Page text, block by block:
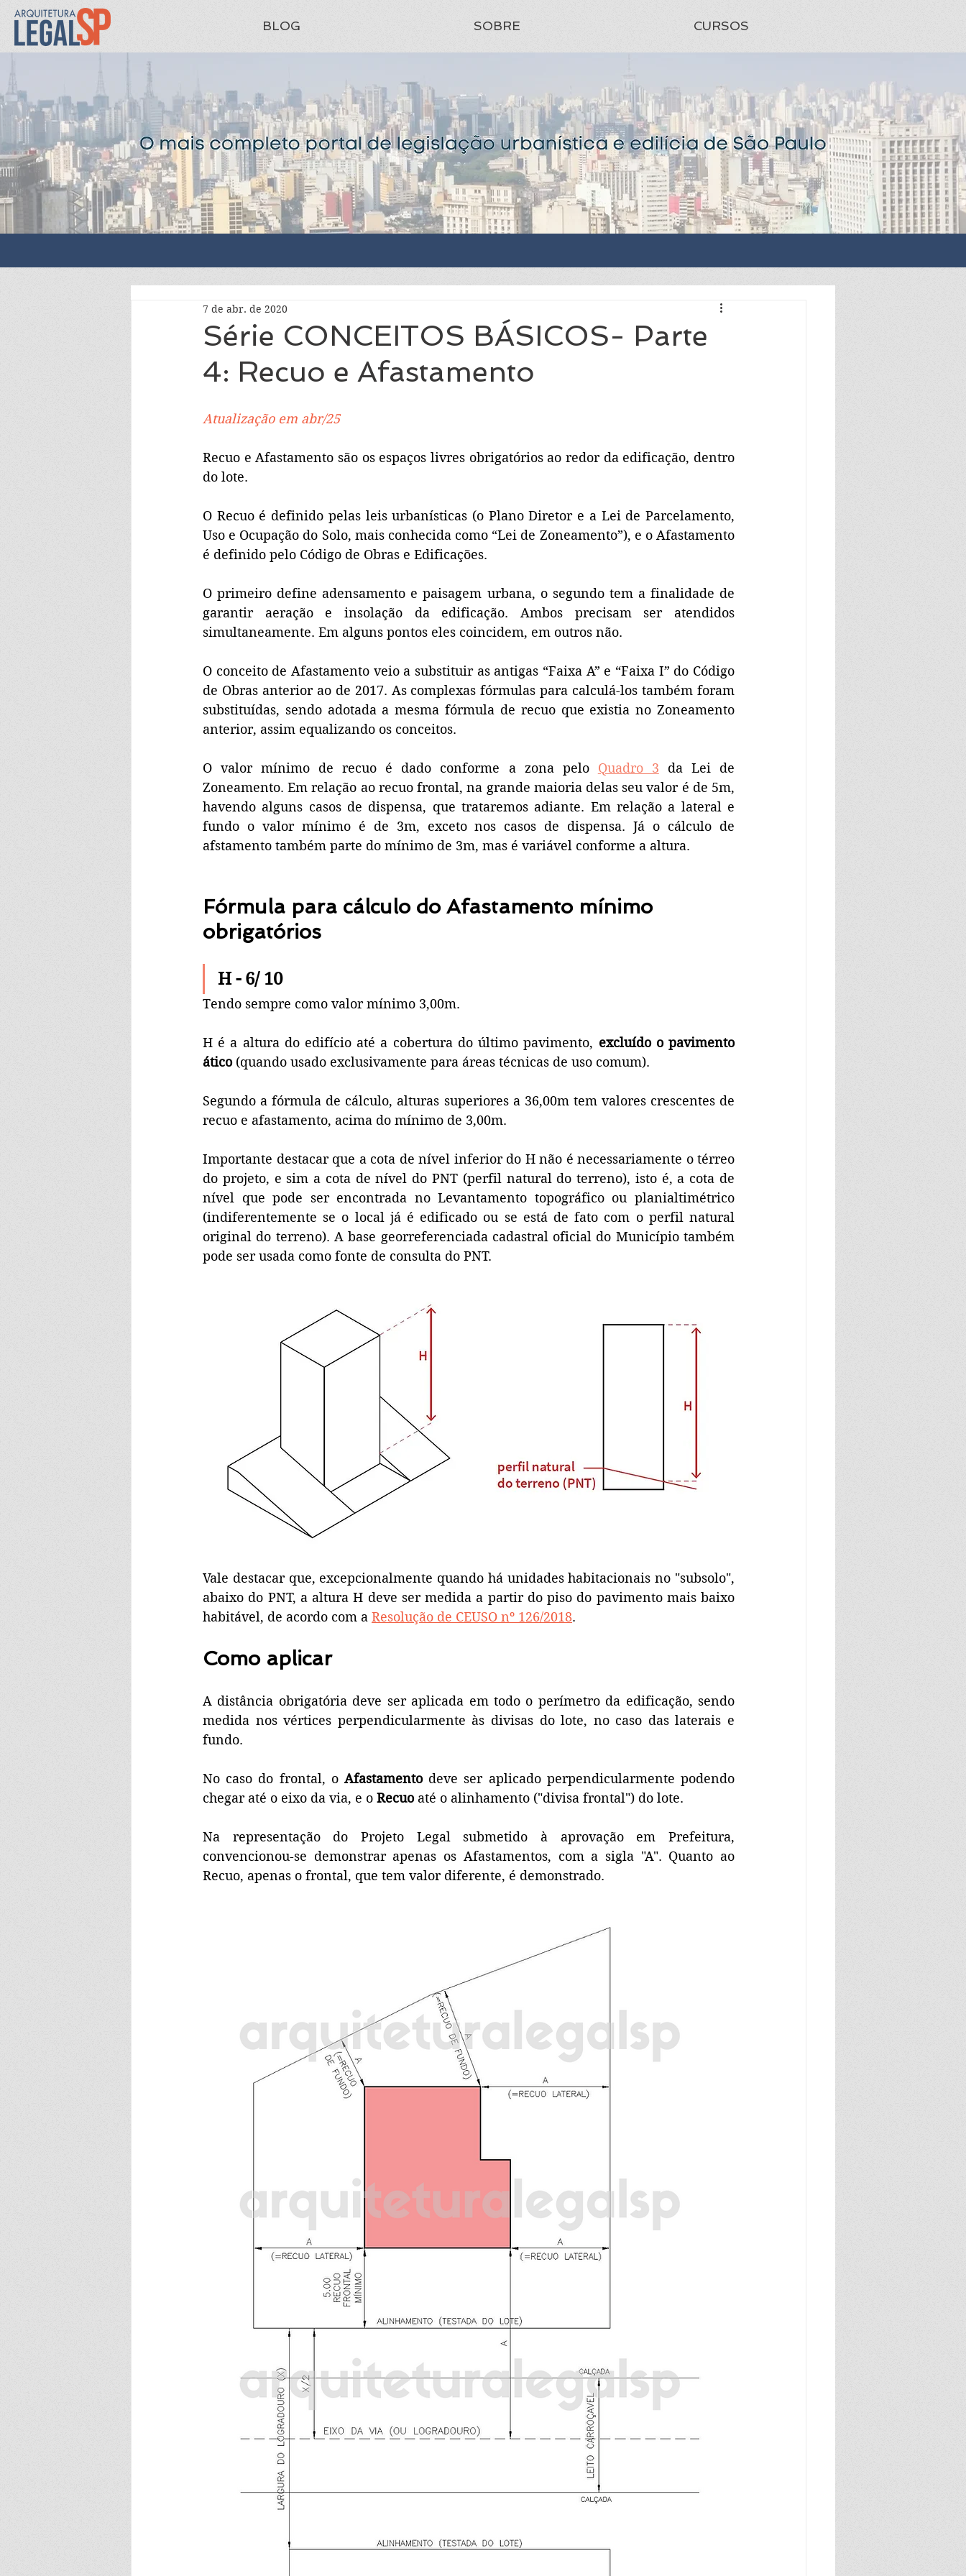
BLOG SOBRE CURSOS
Série CONCEITOS BÁSICOS- Parte
4: Recuo e Afastamento
7 de abr. de 2020
Atualização em abr/25
Recuo e Afastamento são os espaços livres obrigatórios ao redor da edificação, dentro
do lote.
O Recuo é definido pelas leis urbanísticas (o Plano Diretor e a Lei de Parcelamento,
Uso e Ocupação do Solo, mais conhecida como “Lei de Zoneamento”), e o Afastamento
é definido pelo Código de Obras e Edificações.
O primeiro define adensamento e paisagem urbana, o segundo tem a finalidade de
garantir aeração e insolação da edificação. Ambos precisam ser atendidos
simultaneamente. Em alguns pontos eles coincidem, em outros não.
O conceito de Afastamento veio a substituir as antigas “Faixa A” e “Faixa I” do Código
de Obras anterior ao de 2017. As complexas fórmulas para calculá-los também foram
substituídas, sendo adotada a mesma fórmula de recuo que existia no Zoneamento
anterior, assim equalizando os conceitos.
O valor mínimo de recuo é dado conforme a zona pelo Quadro 3 da Lei de
Zoneamento. Em relação ao recuo frontal, na grande maioria delas seu valor é de 5m,
havendo alguns casos de dispensa, que trataremos adiante. Em relação a lateral e
fundo o valor mínimo é de 3m, exceto nos casos de dispensa. Já o cálculo de
afstamento também parte do mínimo de 3m, mas é variável conforme a altura.
Fórmula para cálculo do Afastamento mínimo
obrigatórios
H - 6/ 10
Tendo sempre como valor mínimo 3,00m.
H é a altura do edifício até a cobertura do último pavimento, excluído o pavimento
ático (quando usado exclusivamente para áreas técnicas de uso comum).
Segundo a fórmula de cálculo, alturas superiores a 36,00m tem valores crescentes de
recuo e afastamento, acima do mínimo de 3,00m.
Importante destacar que a cota de nível inferior do H não é necessariamente o térreo
do projeto, e sim a cota de nível do PNT (perfil natural do terreno), isto é, a cota de
nível que pode ser encontrada no Levantamento topográfico ou planialtimétrico
(indiferentemente se o local já é edificado ou se está de fato com o perfil natural
original do terreno). A base georreferenciada cadastral oficial do Município também
pode ser usada como fonte de consulta do PNT.
Vale destacar que, excepcionalmente quando há unidades habitacionais no "subsolo",
abaixo do PNT, a altura H deve ser medida a partir do piso do pavimento mais baixo
habitável, de acordo com a Resolução de CEUSO nº 126/2018.
Como aplicar
A distância obrigatória deve ser aplicada em todo o perímetro da edificação, sendo
medida nos vértices perpendicularmente às divisas do lote, no caso das laterais e
fundo.
No caso do frontal, o Afastamento deve ser aplicado perpendicularmente podendo
chegar até o eixo da via, e o Recuo até o alinhamento ("divisa frontal") do lote.
Na representação do Projeto Legal submetido à aprovação em Prefeitura,
convencionou-se demonstrar apenas os Afastamentos, com a sigla "A". Quanto ao
Recuo, apenas o frontal, que tem valor diferente, é demonstrado.